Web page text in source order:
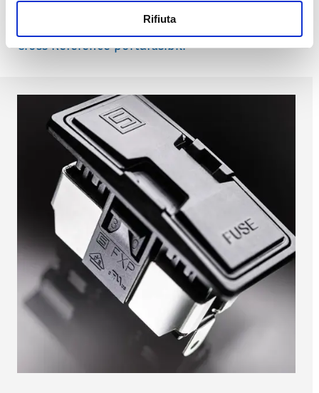
Rifiuta
Cross Reference portafusibili